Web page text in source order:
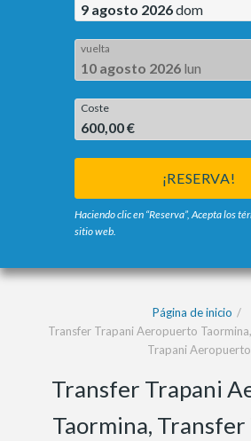
9 agosto 2026dom
vuelta
10 agosto 2026 lun
Coste
600,00 €
¡RESERVA!
Haciendo clic en “Reserva”, Acepta los
sitio web.
Página de inicio
Transfer Trapani Aeropuerto
Trapani Aeropuerto
Transfer Trapani
Taormina,